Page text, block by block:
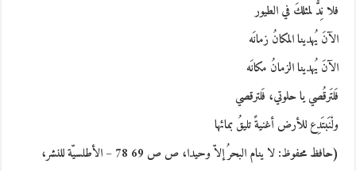
فلا نِدٌّ لمثلكَ في الطيور
الآنَ يُهدينا المكانُ زمانَه
الآنَ يُهدينا الزمانُ مكانَه
فَلتَرقُصي يا حلوتي، فَلترقصي
ولْنَبتَدِع للأرض أغنيةً تليقُ بمائها
(حافظ محفوظ: لا ينام البحرُ إلاّ وحيدا، ص ص 69 78 – الأطلسيّة للنشر،